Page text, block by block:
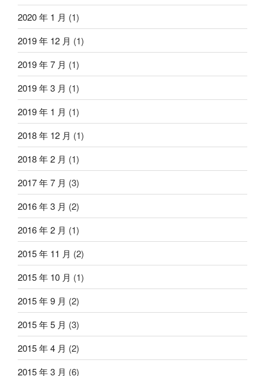
2020 年 1 月 (1)
2019 年 12 月 (1)
2019 年 7 月 (1)
2019 年 3 月 (1)
2019 年 1 月 (1)
2018 年 12 月 (1)
2018 年 2 月 (1)
2017 年 7 月 (3)
2016 年 3 月 (2)
2016 年 2 月 (1)
2015 年 11 月 (2)
2015 年 10 月 (1)
2015 年 9 月 (2)
2015 年 5 月 (3)
2015 年 4 月 (2)
2015 年 3 月 (6)